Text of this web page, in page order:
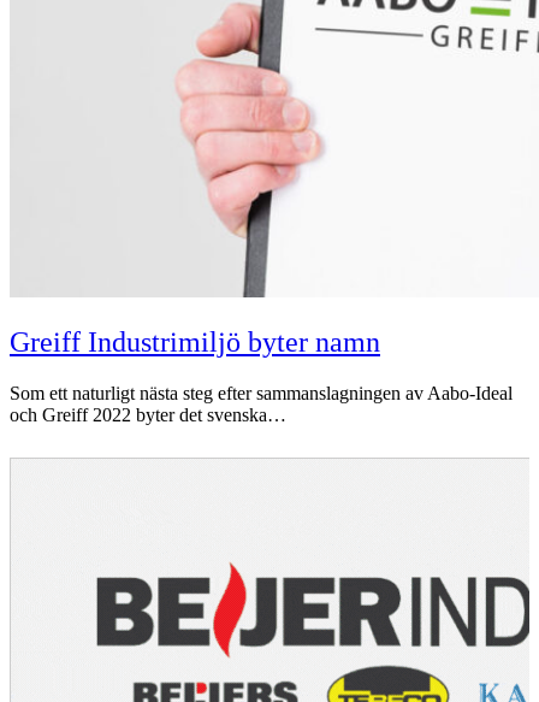
Greiff Industrimiljö byter namn
Som ett naturligt nästa steg efter sammanslagningen av Aabo-Ideal
och Greiff 2022 byter det svenska…